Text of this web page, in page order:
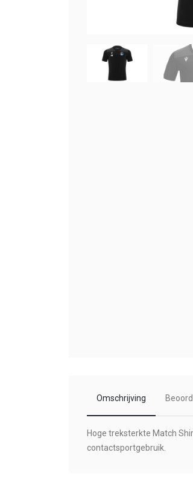
Omschrijving
Hoge treksterkte Match
contactsportgebruik.